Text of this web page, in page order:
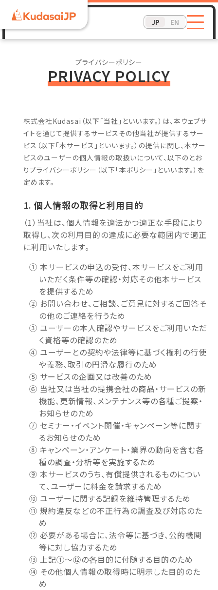
JP EN
プライバシーポリシー
PRIVACY POLICY
株式会社Kudasai（以下「当社」といいます。）は、本ウェブサ
イトを通じて提供するサービスその他当社が提供するサー
ビス（以下「本サービス」といいます。）の提供に関し、本サー
ビスのユーザーの個人情報の取扱いについて、以下のとお
りプライバシーポリシー（以下「本ポリシー」といいます。）を
定めます。
個人情報の取得と利用目的
（1）当社は、個人情報を適法かつ適正な手段により
取得し、次の利用目的の達成に必要な範囲内で適正
に利用いたします。
① 本サービスの申込の受付、本サービスをご利用
いただく条件等の確認・対応その他本サービス
を提供するため
② お問い合わせ、ご相談、ご意見に対するご回答そ
の他のご連絡を行うため
③ ユーザーの本人確認やサービスをご利用いただ
く資格等の確認のため
④ ユーザーとの契約や法律等に基づく権利の行使
や義務、取引の円滑な履行のため
⑤ サービスの企画又は改善のため
⑥ 当社又は当社の提携会社の商品・サービスの新
機能、更新情報、メンテナンス等の各種ご提案・
お知らせのため
⑦ セミナー・イベント開催・キャンペーン等に関す
るお知らせのため
⑧ キャンペーン・アンケート・業界の動向を含む各
種の調査・分析等を実施するため
⑨ 本サービスのうち、有償提供されるものについ
て、ユーザーに料金を請求するため
⑩ ユーザーに関する記録を維持管理するため
⑪ 規約違反などの不正行為の調査及び対応のた
め
⑫ 必要がある場合に、法令等に基づき、公的機関
等に対し協力するため
⑬ 上記①～⑫の各目的に付随する目的のため
⑭ その他個人情報の取得時に明示した目的のた
め